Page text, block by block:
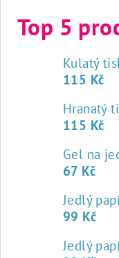
Top 5
Kulatý
115 Kč
Hranatý
115 Kč
Gel na
67 Kč
99 Kč